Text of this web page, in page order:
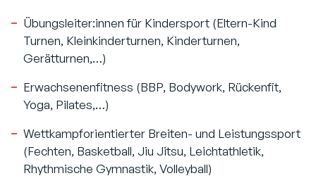
Übungsleiter:innen für Kindersport (Eltern-Kind
Turnen, Kleinkinderturnen, Kinderturnen,
Gerätturnen,…)
Erwachsenenfitness (BBP, Bodywork, Rückenfit,
Yoga, Pilates,…)
Wettkampforientierter Breiten- und Leistungssport
(Fechten, Basketball, Jiu Jitsu, Leichtathletik,
Rhythmische Gymnastik, Volleyball)